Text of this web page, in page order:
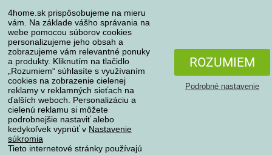
4home.sk prispôsobujeme na mieru
vám. Na základe vášho správania na
webe pomocou súborov cookies
personalizujeme jeho obsah a
zobrazujeme vám relevantné ponuky
a produkty. Kliknutím na tlačidlo
„Rozumiem“ súhlasíte s využívaním
cookies na zobrazenie cielenej
reklamy v reklamných sieťach na
ďalších weboch. Personalizáciu a
cielenú reklamu si môžete
podrobnejšie nastaviť alebo
kedykoľvek vypnúť v Nastavenie
súkromia
Tieto internetové stránky používajú
ROZUMIEM
Podrobné nastavenie
Spôsoby dopravy
Spôsoby platby
Spoľahlivý obchod